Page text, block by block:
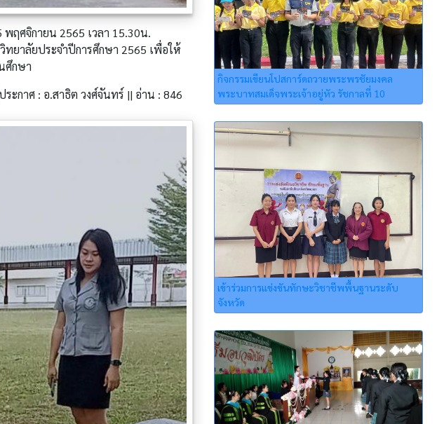
ฤศจิกายน 2565 เวลา 15.30น.
าลัยประจำปีการศึกษา 2565 เพื่อให้
ศึกษา
ระกาศ : อ.สาธิต วงศ์จันทร์ || อ่าน : 846
กิจกรรมเขียนโปสการ์ดถวายพระพรชัยมงคล
พระบาทสมเด็จพระเจ้าอยู่หัว รัชกาลที่ 10
เข้าร่วมการแข่งขันทักษะวิชาชีพพื้นฐานระดับ
จังหวัด